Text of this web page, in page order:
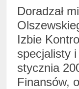
Doradzał
Izbie
specjalisty
stycznia
Finansów,